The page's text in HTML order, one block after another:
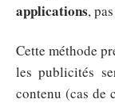
applications,
Cette méthode
les publicités
contenu (cas de